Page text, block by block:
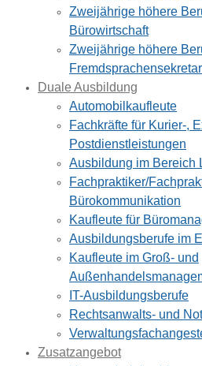
Zweijährige höhere
Bürowirtschaft
Zweijährige höhere
Duale Ausbildung
Automobilkaufleute
Fachkräfte für Kurier-,
Postdienstleistungen
Ausbildung im Bereich
Fachpraktiker/
Bürokommunikation
Kaufleute für
Ausbildungsberufe im
Kaufleute im Groß- und
IT-Ausbildungsberufe
Rechtsanwalts- und
Zusatzangebot